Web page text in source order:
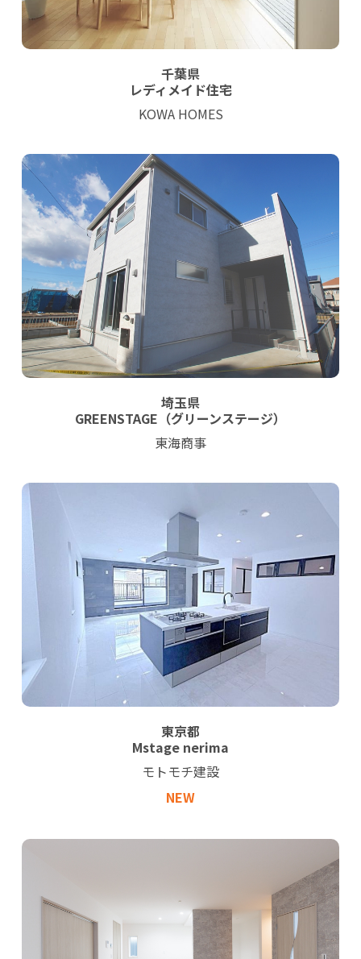
千葉県
レディメイド住宅
KOWA HOMES
埼玉県
GREENSTAGE（グリーンステージ）
東海商事
東京都
Mstage nerima
モトモチ建設
NEW